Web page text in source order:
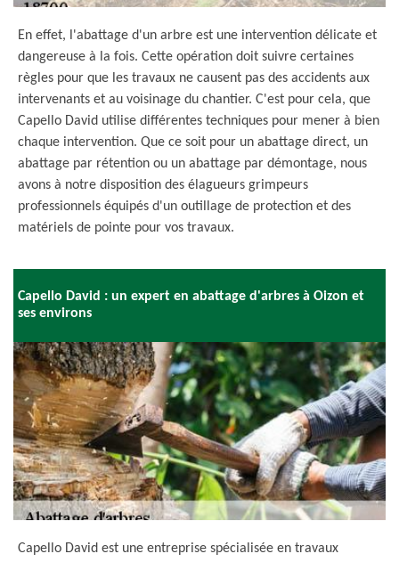
En effet, l'abattage d'un arbre est une intervention délicate et
dangereuse à la fois. Cette opération doit suivre certaines
règles pour que les travaux ne causent pas des accidents aux
intervenants et au voisinage du chantier. C'est pour cela, que
Capello David utilise différentes techniques pour mener à bien
chaque intervention. Que ce soit pour un abattage direct, un
abattage par rétention ou un abattage par démontage, nous
avons à notre disposition des élagueurs grimpeurs
professionnels équipés d'un outillage de protection et des
matériels de pointe pour vos travaux.
Capello David : un expert en abattage d'arbres à Oizon et
ses environs
Capello David est une entreprise spécialisée en travaux